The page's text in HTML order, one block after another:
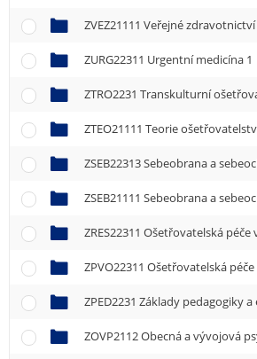
ZURG22311 Urgentní medicína 1
ZTRO2231 Transkulturní
ZTEO21111 Teorie
ZSEB22313 Sebeobrana a
ZSEB21111 Sebeobrana a
ZPED2231 Základy pedagogiky a
ZOVP2112 Obecná a vývojová